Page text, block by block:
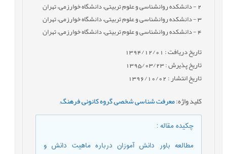
2- دانشکده روانشناسی و علوم تربیتی، دانشگاه خوارزمی، تهران
3- دانشکده روانشناسی و علوم تربیتی، دانشگاه خوارزمی، تهران
4- دانشکده روانشناسی و علوم تربیتی، دانشگاه خوارزمی، تهران
تاریخ دریافت : 1394/12/01
تاریخ پذیرش : 1395/03/23
تاریخ انتشار : 1396/10/02
کلید واژه:معرفت شناسی شخصی,گروه کانونی,فرهنگ,
چکیده مقاله:
مطالعه باور دانش آموزان درباره ماهیت دانش و